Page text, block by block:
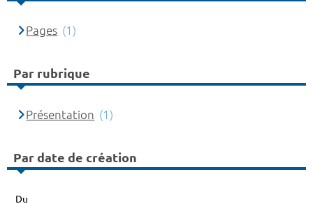
Pages (1)
Par rubrique
Présentation (1)
Par date de création
Du